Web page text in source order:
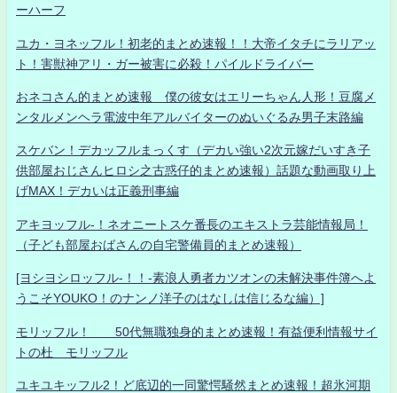
ーハーフ
ユカ・ヨネッフル！初老的まとめ速報！！大帝イタチにラリアッ
ト！害獣神アリ・ガー被害に必殺！パイルドライバー
おネコさん的まとめ速報 僕の彼女はエリーちゃん人形！豆腐メ
ンタルメンヘラ電波中年アルバイターのぬいぐるみ男子末路編
スケバン！デカッフルまっくす（デカい強い2次元嫁だいすき子
供部屋おじさんヒロシ之古惑仔的まとめ速報）話題な動画取り上
げMAX！デカいは正義刑事編
アキヨッフル-！ネオニートスケ番長のエキストラ芸能情報局！
（子ども部屋おばさんの自宅警備員的まとめ速報）
[ヨシヨシロッフル-！！-素浪人勇者カツオンの未解決事件簿へよ
うこそYOUKO！のナンノ洋子のはなしは信じるな編）]
モリッフル！ 50代無職独身的まとめ速報！有益便利情報サイ
トの杜 モリッフル
ユキユキッフル2！ど底辺的一同驚愕騒然まとめ速報！超氷河期